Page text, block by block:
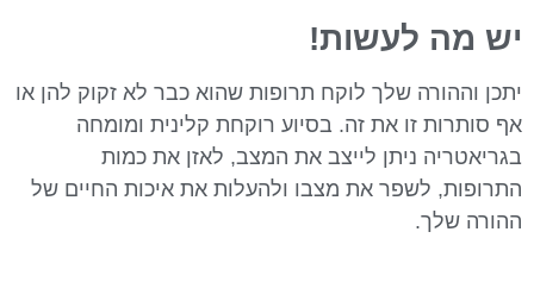
מה לעשות!
וההורה שלך לוקח תרופות שהוא כבר לא זקוק להן או
סותרות זו את זה. בסיוע רוקחת קלינית ומומחה
ניתן לייצב את המצב, לאזן את כמות
לשפר את מצבו ולהעלות את איכות החיים של
שלך.